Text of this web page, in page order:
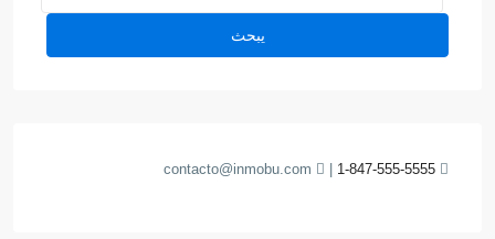
يبحث
1-847-555-5555